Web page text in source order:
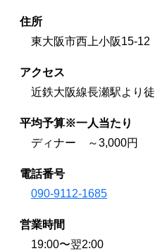
住所
東大阪市西上小阪15-12
アクセス
近鉄大阪線長瀬駅より
平均予算※一人当たり
ディナー ～3,000円
電話番号
090-9112-1685
営業時間
19:00〜翌2:00